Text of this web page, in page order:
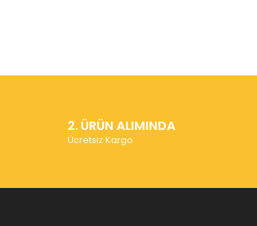
2. ÜRÜN ALIMINDA
Ücretsiz Kargo